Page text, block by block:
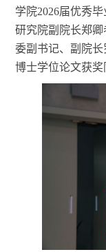
学院2026届优秀
研究院副院长郑
委副书记、副院
博士学位论文获奖